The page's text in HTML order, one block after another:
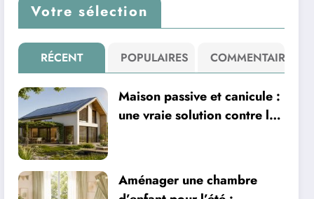
Votre sélection
RÉCENT POPULAIRES COMMENTAIRE
Maison passive et canicule :
une vraie solution contre la
Aménager une chambre